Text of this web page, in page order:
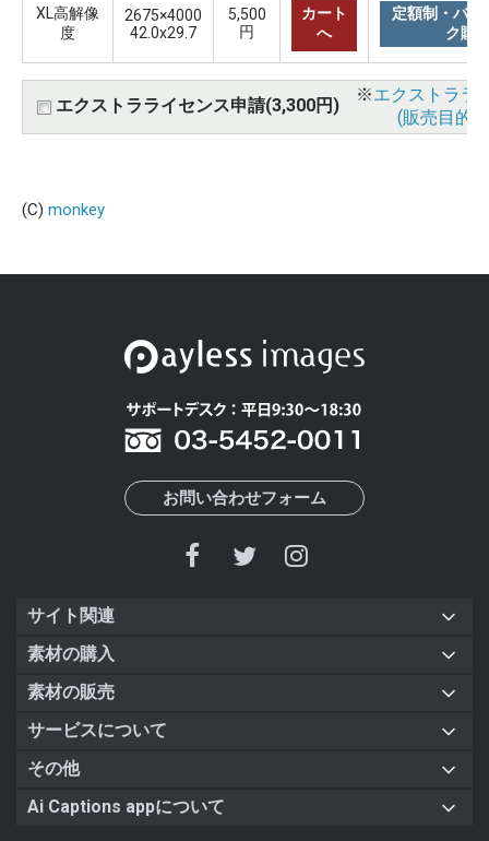
XL高解像
度
2675×4000
42.0x29.7
5,500
円
カート
へ
定額制・バリ
ク購
エクストラライセンス申請(3,300円)
※エクストララ
(販売目的
(C) monkey
お問い合わせフォーム
サイト関連
素材の購入
素材の販売
サービスについて
その他
Ai Captions appについて